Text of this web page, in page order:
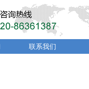
联系我们